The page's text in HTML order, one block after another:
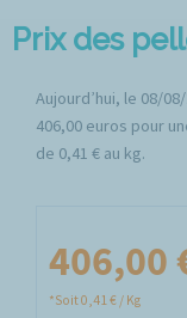
Prix des
Aujourd’hui, le 08/
406,00 euros pour
de 0,41 € au kg.
406,00
*Soit 0,41 € / Kg